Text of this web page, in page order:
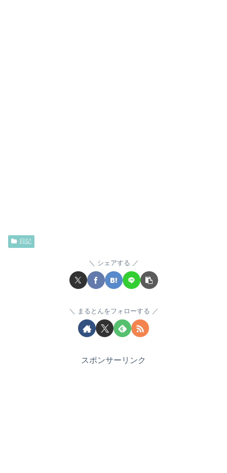
日記
シェアする
まるとんをフォローする
スポンサーリンク